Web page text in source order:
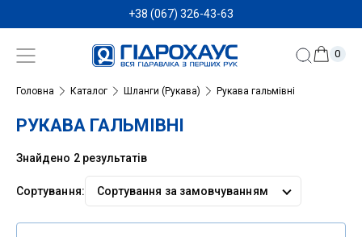
+38 (067) 326-43-63
0
Головна Каталог Шланги (Рукава) Рукава гальмівні
РУКАВА ГАЛЬМІВНІ
Знайдено 2 результатів
Сортувати
Сортування: